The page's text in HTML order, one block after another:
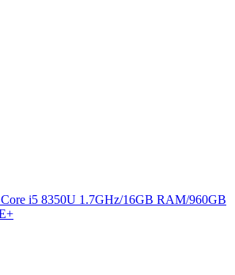
Core i5 8350U 1.7GHz/16GB RAM/960GB